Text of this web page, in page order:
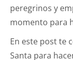
peregrinos y
momento para
En este post te
Santa para